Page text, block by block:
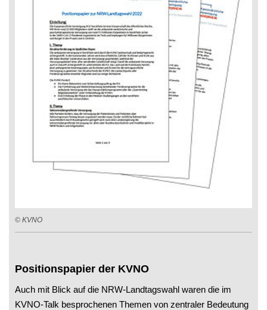
© KVNO
Positionspapier der KVNO
Auch mit Blick auf die NRW-Landtagswahl waren die im
KVNO-Talk besprochenen Themen von zentraler Bedeutung